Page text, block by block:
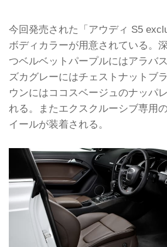
今回発売された「アウディ S5
ボディカラーが用意されている。
つベルベットパープルにはアラバ
ズカグレーにはチェストナットブ
ウンにはココスベージュのナッパ
れる。またエクスクルーシブ専用
イールが装着される。